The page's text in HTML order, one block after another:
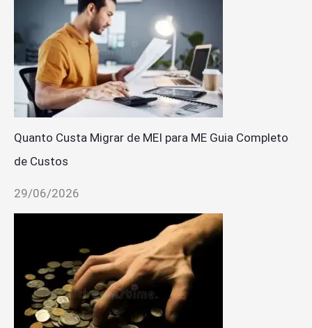
Quanto Custa Migrar de MEI para ME Guia Completo
de Custos
29/06/2026